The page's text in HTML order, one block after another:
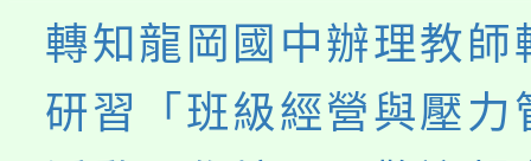
轉知龍岡國中辦理教師
研習「班級經營與壓力